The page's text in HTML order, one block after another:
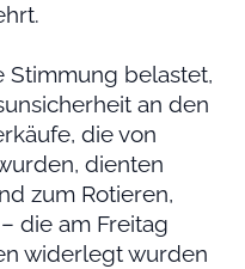
Stimmung belastet,
an den
die von
dienten
zum Rotieren,
die am Freitag
widerlegt wurden